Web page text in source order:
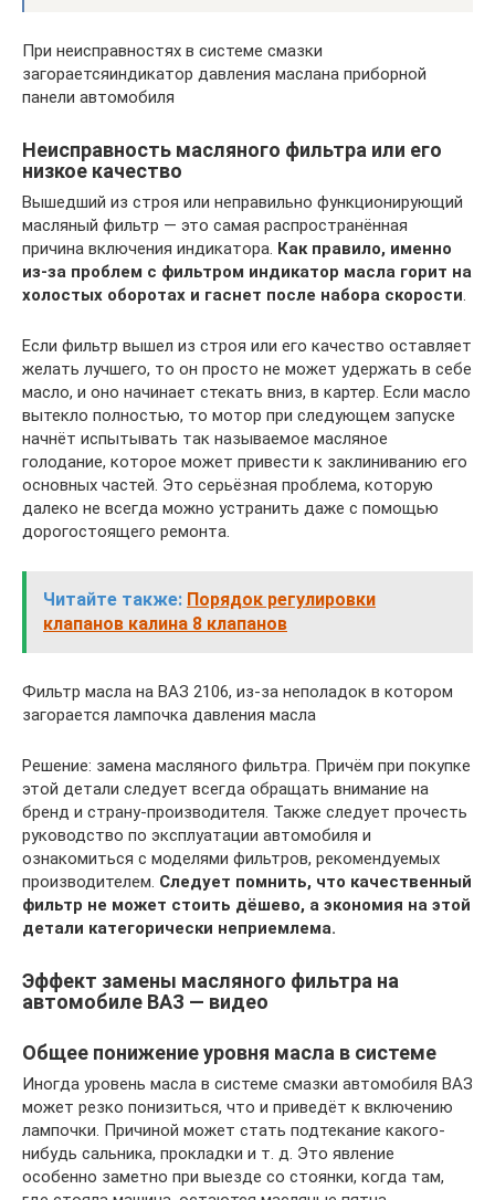
При неисправностях в системе смазки
загораетсяиндикатор давления маслана приборной
панели автомобиля
Неисправность масляного фильтра или его
низкое качество
Вышедший из строя или неправильно функционирующий
масляный фильтр — это самая распространённая
причина включения индикатора. Как правило, именно
из-за проблем с фильтром индикатор масла горит на
холостых оборотах и гаснет после набора скорости
Если фильтр вышел из строя или его качество оставляет
желать лучшего, то он просто не может удержать в себе
масло, и оно начинает стекать вниз, в картер. Если масло
вытекло полностью, то мотор при следующем запуске
начнёт испытывать так называемое масляное
голодание, которое может привести к заклиниванию его
основных частей. Это серьёзная проблема, которую
далеко не всегда можно устранить даже с помощью
дорогостоящего ремонта.
Читайте также: Порядок регулировки
клапанов калина 8 клапанов
Фильтр масла на ВАЗ 2106, из-за неполадок в котором
загорается лампочка давления масла
Решение: замена масляного фильтра. Причём при покупке
этой детали следует всегда обращать внимание на
бренд и страну-производителя. Также следует прочесть
руководство по эксплуатации автомобиля и
ознакомиться с моделями фильтров, рекомендуемых
производителем. Следует помнить, что качественный
фильтр не может стоить дёшево, а экономия на этой
детали категорически неприемлема.
Эффект замены масляного фильтра на
автомобиле ВАЗ — видео
Общее понижение уровня масла в системе
Иногда уровень масла в системе смазки автомобиля ВАЗ
может резко понизиться, что и приведёт к включению
лампочки. Причиной может стать подтекание какого-
нибудь сальника, прокладки и т. д. Это явление
особенно заметно при выезде со стоянки, когда там,